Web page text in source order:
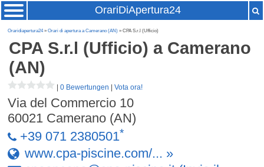
OrariDiApertura24
Oraridiapertura24»Orari di apertura a Camerano (AN) » CPA S.r.l (Ufficio)
CPA S.r.l (Ufficio) a Camerano
(AN)
|0 Bewertungen |Vota ora!
Via del Commercio 10
60021 Camerano (AN)
+39 071 2380501*
www.cpa-piscine.com/... »